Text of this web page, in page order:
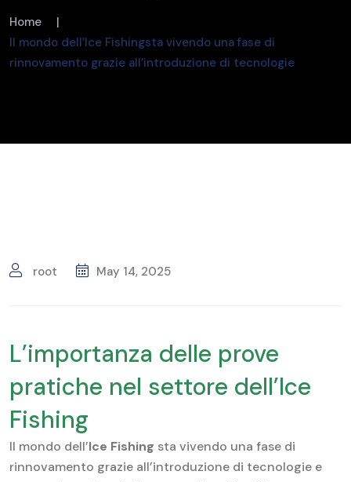
Home
|
Il mondo dell’Ice Fishingsta vivendo una fase di
rinnovamento grazie all’introduzione di tecnologie
root May 14, 2025
L’importanza delle prove
pratiche nel settore dell’Ice
Fishing
Il mondo dell’Ice Fishing sta vivendo una fase di
rinnovamento grazie all’introduzione di tecnologie e